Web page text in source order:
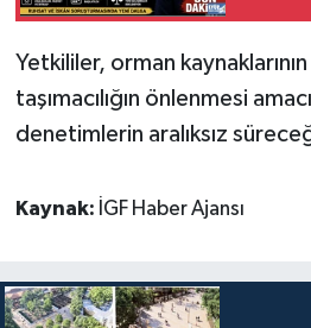
Yetkililer, orman
taşımacılığın önlenmesi
denetimlerin aralıksız
Kaynak: İGF Haber Ajansı